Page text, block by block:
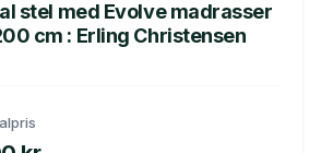
stel med Evolve madrasser
cm : Erling Christensen